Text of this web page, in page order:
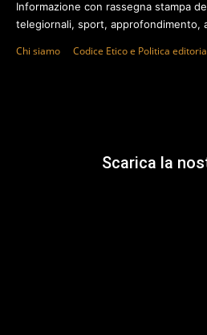
Informazione con rassegna stampa
telegiornali, sport, approfondimento,
Chi siamo Codice Etico e Politica
Scarica la